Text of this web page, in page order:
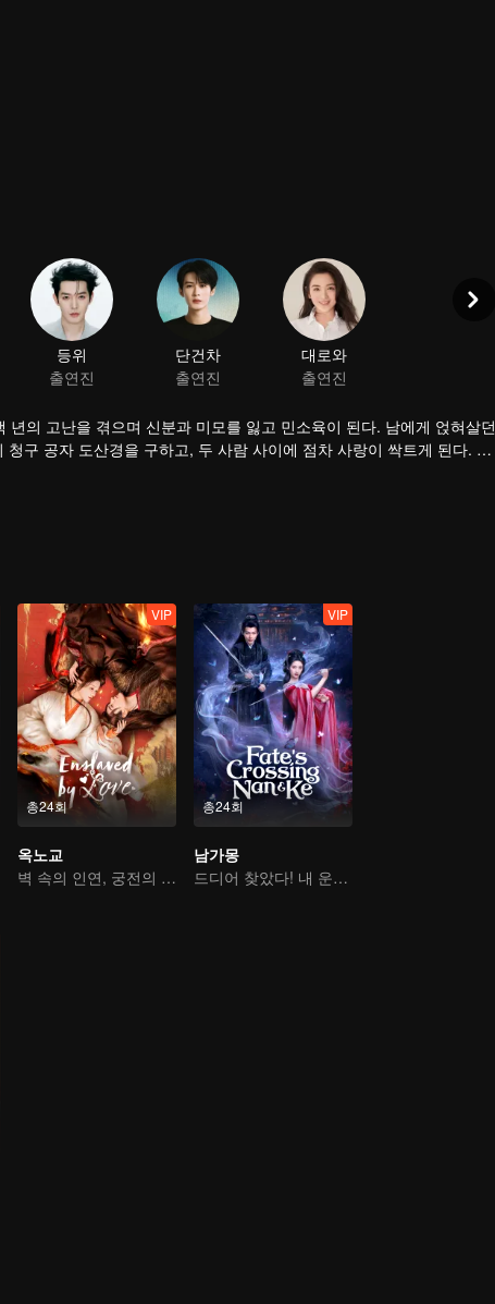
등위
출연진
단건차
출연진
대로와
출연진
의 고난을 겪으며 신분과 미모를 잃고 민소육이 된다. 남에게 얹혀살던
구 공자 도산경을 구하고, 두 사람 사이에 점차 사랑이 싹트게 된다. 민
분을 회복한다. 창현은 소요의 도움으로 천하 통일이라는 대업을 이룬
를 다스리는 데 모든 힘을 쏟는다.
총24회
VIP
옥노교
벽 속의 인연, 궁전의 사랑
총24회
VIP
남가몽
드디어 찾았다! 내 운명, 꿈에서 서방님 득템